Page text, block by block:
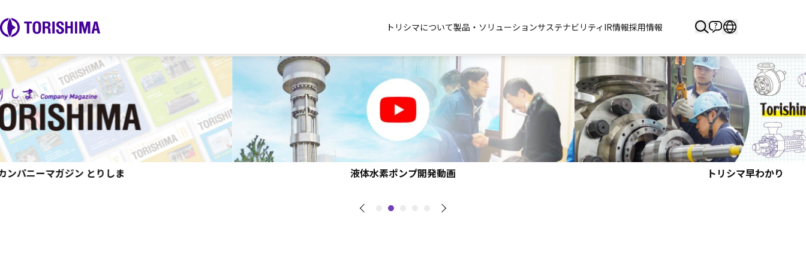
トリシマについて製品・ソリューションサステナビリティ IR情報採用情報
DISCOVER TORISHIMA
ンパニーマガジン とりしま 液体水素ポンプ開発動画 トリシマ早わかり